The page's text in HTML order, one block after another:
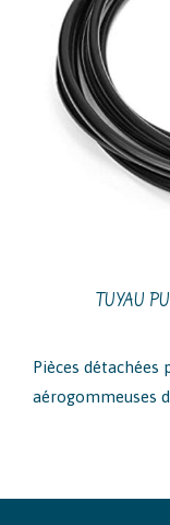
TUYAU
Pièces détachées
aérogommeuses